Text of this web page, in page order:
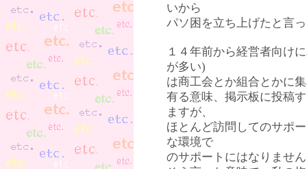
いから
パソ困を立ち上げたと言
１４年前から経営者向け
が多い)
は商工会とか組合とかに
有る意味、掲示板に投稿
ますが、
ほとんど訪問してのサポ
な環境で
のサポートにはなりませ